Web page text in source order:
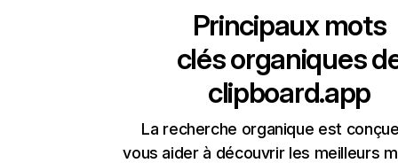
Principaux mots
clés organiques
clipboard.app
La recherche organique est
vous aider à découvrir les meilleurs